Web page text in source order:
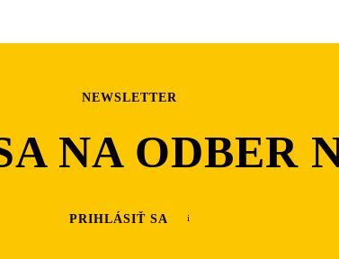
NEWSLETTER
NA ODBER
PRIHLÁSIŤ SA